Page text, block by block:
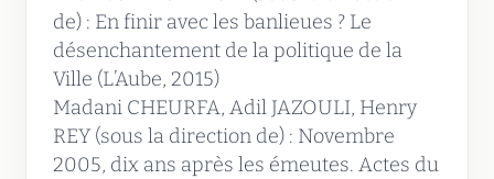
de) : En finir avec les banlieues ? Le
désenchantement de la politique de la
Ville (L’Aube, 2015)
Madani CHEURFA, Adil JAZOULI, Henry
REY (sous la direction de) : Novembre
2005, dix ans après les émeutes. Actes du